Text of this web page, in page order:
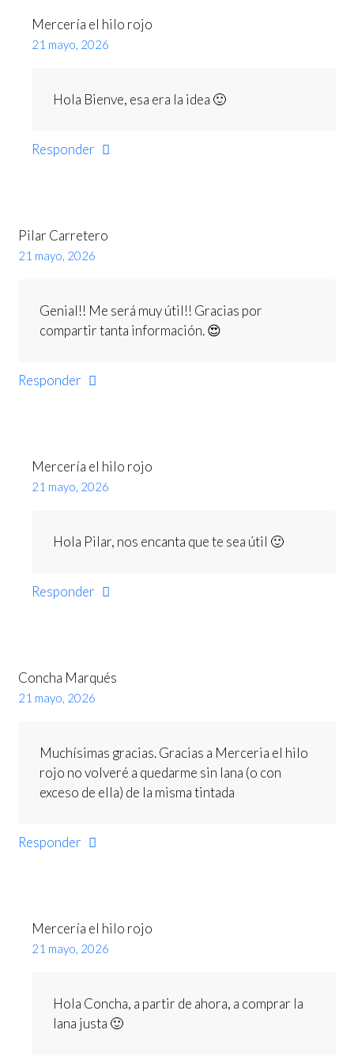
Mercería el hilo rojo
21 mayo, 2026
Hola Bienve, esa era la idea 🙂
Responder
Pilar Carretero
21 mayo, 2026
Genial!! Me será muy útil!! Gracias por
compartir tanta información. 😍
Responder
Mercería el hilo rojo
21 mayo, 2026
Hola Pilar, nos encanta que te sea útil 🙂
Responder
Concha Marqués
21 mayo, 2026
Muchísimas gracias. Gracias a Merceria el hilo
rojo no volveré a quedarme sin lana (o con
exceso de ella) de la misma tintada
Responder
Mercería el hilo rojo
21 mayo, 2026
Hola Concha, a partir de ahora, a comprar la
lana justa 🙂